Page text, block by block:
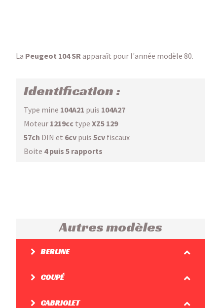
La Peugeot 104 SRapparaît pour l'année modèle 80.
Identification :
Type mine 104A21 puis 104A27
Moteur 1219cc type XZ5 129
57ch DIN et 6cv puis 5cv fiscaux
Boite 4 puis 5 rapports
Autres modèles
BERLINE
COUPÉ
CABRIOLET